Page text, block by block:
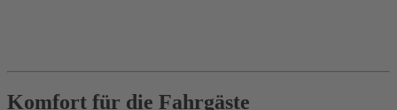
Komfort für die Fahrgäste